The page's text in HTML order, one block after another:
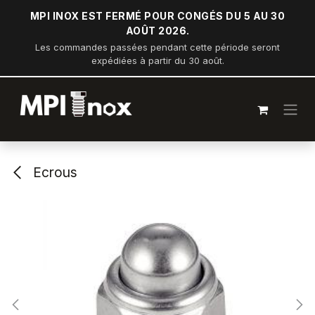
Se rendre au contenu
MPI INOX EST FERMÉ POUR CONGÉS DU 5 AU 30
AOÛT 2026.
Les commandes passées pendant cette période seront
expédiées à partir du 30 août.
Ecrous